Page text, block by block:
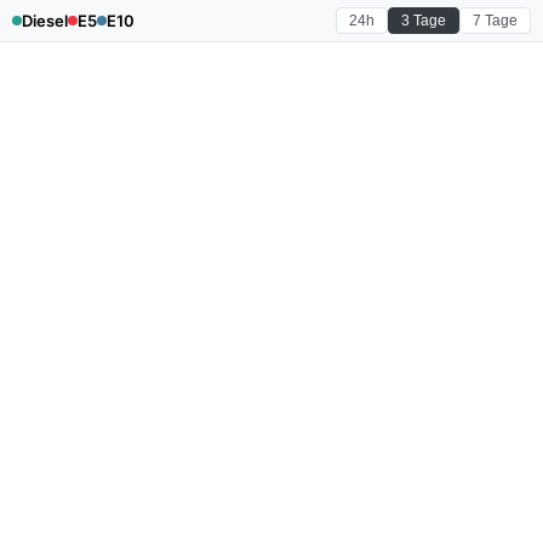
Diesel E5 E10 24h 3 Tage 7 Tage